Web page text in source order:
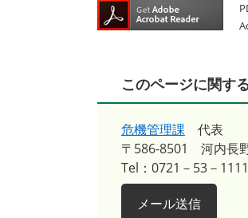
このページに関す
危機管理課
代表
〒586-8501
河内長
Tel：0721－53－1111
メール送信